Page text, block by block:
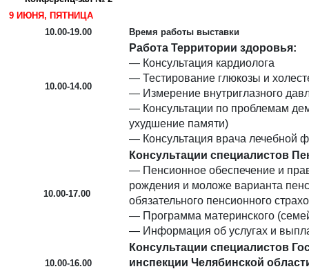
9 ИЮНЯ, ПЯТНИЦА
10.00-19.00
Время работы выставки
10.00-14.00
Работа Территории здоровья:
— Консультация кардиолога
— Тестирование глюкозы и
— Измерение внутриглазного
— Консультации по проблемам
ухудшение памяти)
— Консультация врача лечебной
10.00-17.00
Консультации специалистов
— Пенсионное обеспечение и
рождения и моложе варианта
обязательного пенсионного
— Программа материнского
— Информация об услугах и
10.00-16.00
Консультации специалистов
инспекции Челябинской